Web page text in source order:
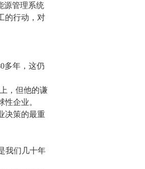
源管理系统
的行动，对
多年，这仍
，但他的谦
企业。
决策的最重
我们几十年